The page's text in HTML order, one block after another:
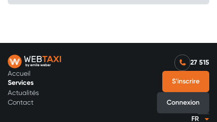
Footer Menu
Accueil
Services
Actualités
Contact
27 515
S'inscrire
Connexion